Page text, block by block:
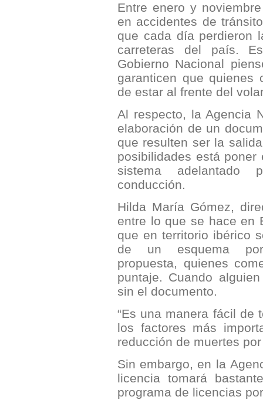
Entre enero y
en accidentes de
que cada día perdieron
carreteras del país.
Gobierno Nacional
garanticen que quienes
de estar al frente del
Al respecto, la Agencia
elaboración de un
que resulten ser la
posibilidades está
sistema
conducción.
Hilda María Gómez,
entre lo que se hace en
que en territorio ibérico
de un esquema
propuesta, quienes
puntaje. Cuando
sin el documento.
“Es una manera fácil de
los factores más
reducción de muertes
Sin embargo, en la
licencia tomará
programa de licencias